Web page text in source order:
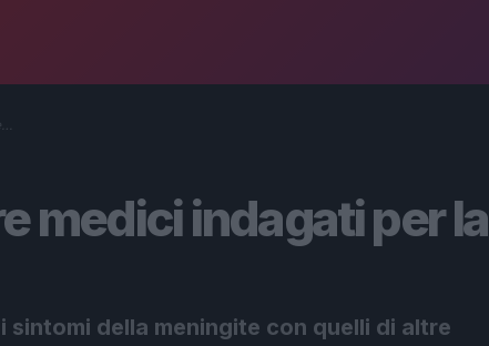
medici indagati per la
della meningite con quelli di altre